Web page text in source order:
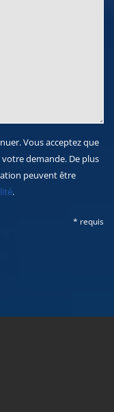
Vous acceptez que
demande. De plus
peuvent être
.
* requis